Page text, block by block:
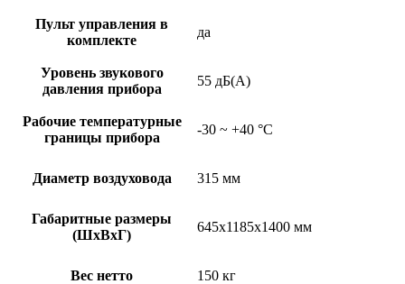
Пульт управления в
комплекте
да
Уровень звукового
давления прибора
55 дБ(А)
Рабочие температурные
границы прибора
-30 ~ +40 °C
Диаметр воздуховода 315 мм
Габаритные размеры
(ШxВxГ)
645x1185x1400 мм
Вес нетто 150 кг